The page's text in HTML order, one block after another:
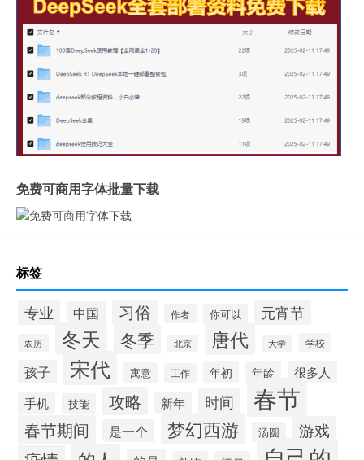
免费可商用字体批量下载
标签
专业 中国 习俗 作者 你可以 元宵节
农历 冬天 冬季 北京 唐代 大学 学校
孩子 宋代 寓意 工作 年初 年龄
很多人
手机
技能 攻略 新年 时间 春节
春节期间 是一个 梦幻西游 汤圆 游戏